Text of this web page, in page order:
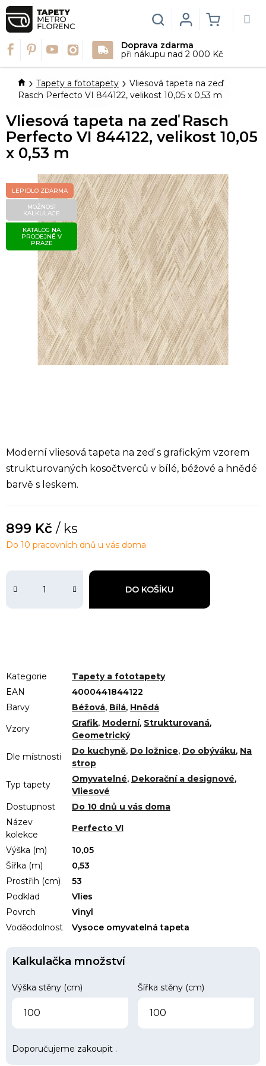
Přejít
na
obsah
Doprava zdarma
při nákupu nad 2 000 Kč
Hledat
KOŠÍK
Login
DomůTapety a fototapety
Vliesová tapeta na zeď
Rasch Perfecto VI 844122, velikost 10,05 x 0,53 m
Moderní vliesová tapeta na zeď s grafickým vzorem
strukturovaných kosočtverců v bílé, béžové a hnědé
barvě s leskem.
899 Kč / ks
DO KOŠÍKU
Do 10 pracovních dnů u vás doma
Kategorie
Tapety a fototapety
EAN
4000441844122
Barvy
Béžová, Bílá, Hnědá
Vzory
Grafik, Moderní, Strukturovaná,
Geometrický
Dle místnosti
Do kuchyně, Do ložnice, Do obýváku, Na
strop
Typ tapety
Omyvatelné, Dekorační a designové,
Vliesové
Dostupnost
Do 10 dnů u vás doma
Název
kolekce
Perfecto VI
Výška (m)
10,05
Šířka (m)
0,53
Prostřih (cm)
53
Podklad
Vlies
Povrch
Vinyl
Voděodolnost
Vysoce omyvatelná tapeta
Kalkulačka množství
Výška stěny (cm) Šířka stěny (cm)
Doporučujeme zakoupit .
Vliesová tapeta na zeď Rasch
Perfecto VI 844122, velikost 10,05
x 0,53 m
LEPIDLO ZDARMA
MOŽNOST
KALKULACE
KATALOG NA
PRODEJNĚ V
PRAZE